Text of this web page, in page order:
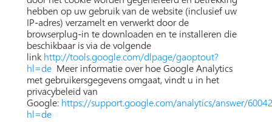
hebben op uw gebruik van de website (inclusief uw
IP-adres) verzamelt en verwerkt door de
browserplug-in te downloaden en te installeren die
beschikbaar is via de volgende
link http://tools.google.com/dlpage/gaoptout?
hl=deMeer informatie over hoe Google Analytics
met gebruikersgegevens omgaat, vindt u in het
privacybeleid van
Google: https://support.google.com/analytics/answer/
hl=de